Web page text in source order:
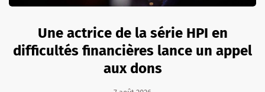
Une actrice de la série HPI en
difficultés financières lance un appel
aux dons